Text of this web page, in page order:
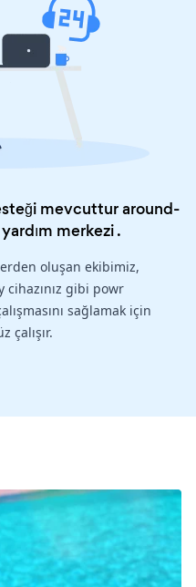
mevcuttur around-
yardım merkezi.
oluşan ekibimiz,
cihazınız gibi powr
sağlamak için
çalışır.